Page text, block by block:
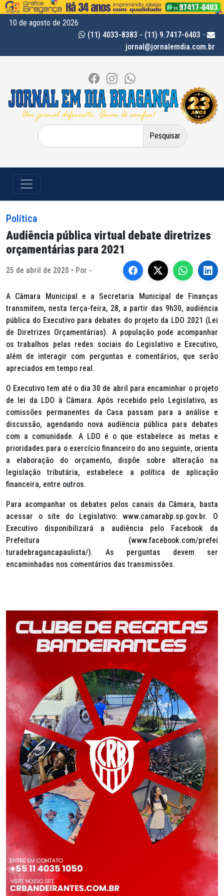
10 de agosto de 2026
(11) 4033-8383 - (11) 9.7417-6403 -
jornal@jornalemdia.com.br
Pesquisar
por:
Política
Audiência pública virtual debate diretrizes
orçamentárias para 2021
25 de abril de 2020 • Por -
A Câmara Municipal e a Secretaria Municipal de Finanças
transmitem, nesta terça-feira, 28, a partir das 9h30, audiência
pública do Executivo para debates do projeto da LDO 2021 (Lei
de Diretrizes Orçamentárias). A população pode acompanhar
os trabalhos pelas redes sociais do Legislativo e Executivo,
além de interagir com perguntas e comentários, que serão
apreciados em tempo real.
O Executivo tem até o dia 30 de abril para encaminhar o projeto
de lei da LDO à Câmara. Após recebido pelo Legislativo, as
comissões permanentes da Casa passam para a análise e
discussão, agendando nova audiência pública para debates
com a comunidade. A LDO é o que estabelece as metas e
prioridades para o exercício financeiro do ano seguinte, orienta
a elaboração do orçamento, dispõe sobre alteração na
legislação tributária, estabelece a política de aplicação
financeira, entre outros.
Para acompanhar os debates pelos canais da Câmara, basta
acessar o site do Legislativo: www.camarabp.sp.gov.br. O
Executivo disponibilizará a audiência pelo Facebook da
Prefeitura (www.facebook.com/prefei
turadebragancapaulista/). As perguntas devem ser
encaminhadas nos comentários das transmissões.